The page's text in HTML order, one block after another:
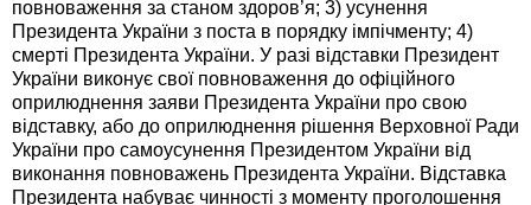
повноваження за станом здоров’я; 3) усунення
Президента України з поста в порядку імпічменту; 4)
смерті Президента України. У разі відставки Президент
України виконує свої повноваження до офіційного
оприлюднення заяви Президента України про свою
відставку, або до оприлюднення рішення Верховної Ради
України про самоусунення Президентом України від
виконання повноважень Президента України. Відставка
Президента набуває чинності з моменту проголошення